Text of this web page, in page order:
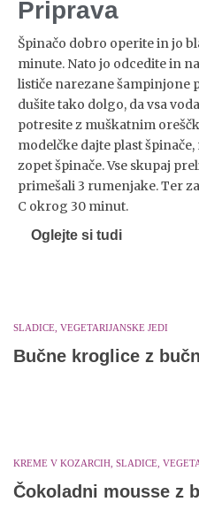
Priprava
Špinačo dobro operite in jo
minute. Nato jo odcedite in
lističe narezane šampinjone
dušite tako dolgo, da vsa
potresite z muškatnim
modelčke dajte plast
zopet špinače. Vse skupaj
primešali 3 rumenjake. Ter
C okrog 30 minut.
Oglejte si tudi
SLADICE, VEGETARIJANSKE JEDI
Bučne kroglice z
KREME V KOZARCIH, SLADICE,
Čokoladni mousse z